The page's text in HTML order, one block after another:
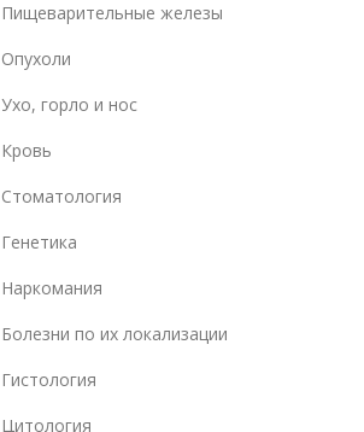
Пищеварительные железы
Опухоли
Ухо, горло и нос
Кровь
Стоматология
Генетика
Наркомания
Болезни по их локализации
Гистология
Цитология